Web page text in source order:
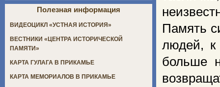
Память
людей, к
больше
Полезная информация
ВИДЕОЦИКЛ «УСТНАЯ ИСТОРИЯ»
ВЕСТНИКИ «ЦЕНТРА ИСТОРИЧЕСКОЙ
ПАМЯТИ»
КАРТА ГУЛАГА В ПРИКАМЬЕ
КАРТА МЕМОРИАЛОВ В ПРИКАМЬЕ